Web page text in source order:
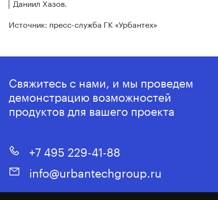
Даниил Хазов.
Источник: пресс-служба ГК «Урбантех»
Свяжитесь с нами, и мы проведем
демонстрацию возможностей
продуктов для вашего проекта
+7 495 229-41-88
info@urbantechgroup.ru